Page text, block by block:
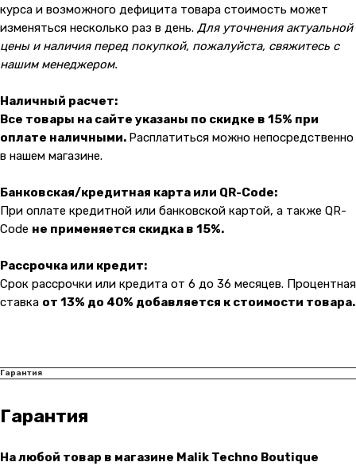
курса и возможного дефицита товара стоимость может
изменяться несколько раз в день. Для уточнения актуальной
цены и наличия перед покупкой, пожалуйста, свяжитесь с
нашим менеджером.
Наличный расчет:
Все товары на сайте указаны по скидке в 15% при
оплате наличными. Расплатиться можно непосредственно
в нашем магазине.
Банковская/кредитная карта или QR-Code:
При оплате кредитной или банковской картой, а также QR-
Code не применяется скидка в 15%.
Рассрочка или кредит:
Срок рассрочки или кредита от 6 до 36 месяцев. Процентная
ставка от 13% до 40% добавляется к стоимости товара.
Гарантия
Гарантия
На любой товар в магазине Malik Techno Boutique
Блог
Оплата и доставка
Адрес магазина:
Карла Маркса 25, 1 этаж
Показать на карте
vk
Навигация
Каталог товаров
О компании
ИП Соловьев Е. В. ИНН 027320312011
Разработка: youx.agency